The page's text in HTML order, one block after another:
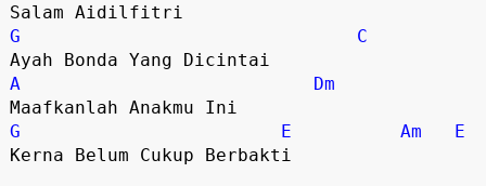
Salam Aidilfitri
G
C
Ayah Bonda Yang Dicintai
A
Dm
Maafkanlah Anakmu Ini
G
E Am
E
Kerna Belum Cukup Berbakti